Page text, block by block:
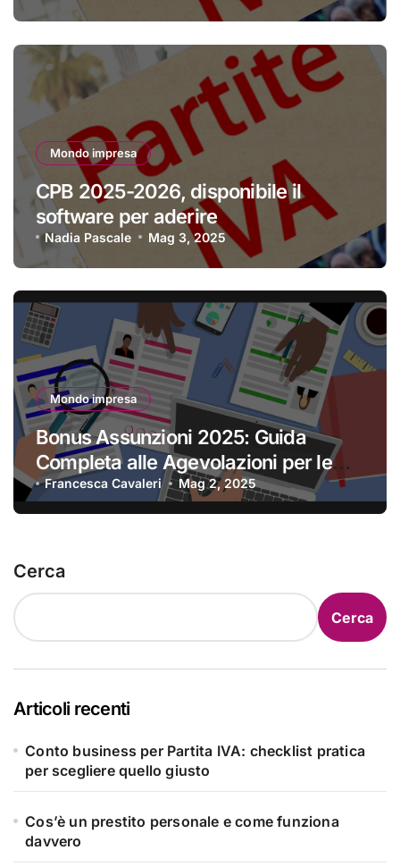
Mondo impresa
CPB 2025-2026, disponibile il
software per aderire
Nadia Pascale Mag 3, 2025
Mondo impresa
Bonus Assunzioni 2025: Guida
Completa alle Agevolazioni per le
Imprese
Francesca Cavaleri Mag 2, 2025
Cerca
Cerca
Articoli recenti
Conto business per Partita IVA: checklist pratica
per scegliere quello giusto
Cos’è un prestito personale e come funziona
davvero